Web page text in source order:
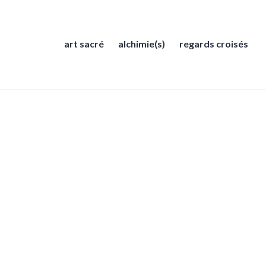
art sacré alchimie(s) regards croisés